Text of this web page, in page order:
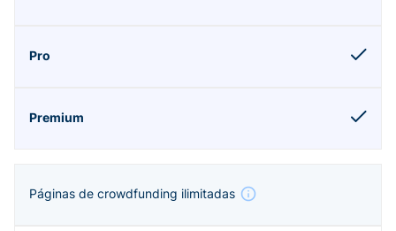
Páginas de crowdfunding ilimitadas